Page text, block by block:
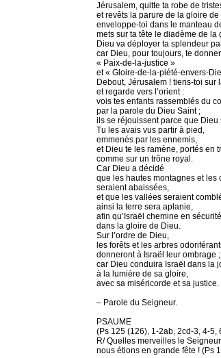
Jérusalem, quitte ta robe de
et revêts la parure de la gloire
enveloppe-toi dans le manteau
mets sur ta tête le diadème de la
Dieu va déployer ta splendeur
car Dieu, pour toujours, te
« Paix-de-la-justice »
et « Gloire-de-la-piété-envers-
Debout, Jérusalem ! tiens-toi sur
et regarde vers l’orient :
vois tes enfants rassemblés du
par la parole du Dieu Saint ;
ils se réjouissent parce que Dieu
Tu les avais vus partir à pied,
emmenés par les ennemis,
et Dieu te les ramène, portés en
comme sur un trône royal.
Car Dieu a décidé
que les hautes montagnes et les
seraient abaissées,
et que les vallées seraient
ainsi la terre sera aplanie,
afin qu’Israël chemine en sécurité
dans la gloire de Dieu.
Sur l’ordre de Dieu,
les forêts et les arbres
donneront à Israël leur ombrage ;
car Dieu conduira Israël dans la
à la lumière de sa gloire,
avec sa miséricorde et sa justice.
– Parole du Seigneur.
PSAUME
(Ps 125 (126), 1-2ab, 2cd-3, 4-5,
R/ Quelles merveilles le
nous étions en grande fête ! (Ps